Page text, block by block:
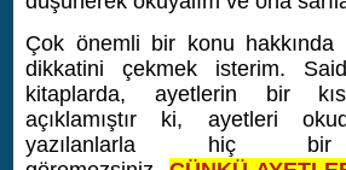
Çok önemli bir konu hakkında
dikkatini çekmek isterim.
kitaplarda, ayetlerin bir
açıklamıştır ki, ayetleri
yazılanlarla hiç bir